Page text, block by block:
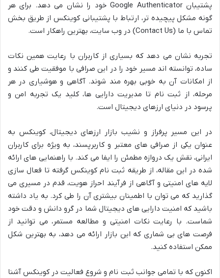
پشتیبان Google Authenticator خود را نشان می دهد. برای هر
گونه مشکل پیچیده تر، ارتباط با پشتیبانی کوینکس از طریق بخش
تماس با ما (Contact Us) در وب سایت، بهترین راهکار است.
تجربه نشان می دهد که بسیاری از کاربران با رعایت همین نکات
ساده، توانسته اند مسیر خود را در این صرافی با موفقیت طی کنند و
از امکانات آن به خوبی بهره مند شوند. آگاهی و هوشیاری در هر
مرحله، از ثبت نام تا مدیریت دارایی ها، کلید یک تجربه امن و
پرسود در دنیای ارزهای دیجیتال است.
در این مسیر پرفراز و نشیب بازار ارزهای دیجیتال، کوینکس به
عنوان یکی از صرافی های معتبر و کاربرپسند، به ویژه برای کاربران
ایرانی، نقش یک دروازه مطمئن را ایفا می کند. با راهنمایی های ارائه
شده در این مقاله، از طریقه ثبت نام کوینکس گرفته تا فعال سازی
لایه های امنیتی و آگاهی از فرآیند احراز هویت، قدم در مسیری می
گذارید که می توان با اطمینان بیشتری آن را طی کرد. به یاد داشته
باشید که امنیت دارایی های دیجیتال شما در گرو دانش و دقت خود
شماست. با رعایت نکات امنیتی و مطالعه مستمر، می توانید از
فرصت های بی شماری که این بازار ارائه می دهد، به بهترین شکل
ممکن استفاده کنید.
اکنون که با تمامی جوانب ثبت نام و شروع فعالیت در کوینکس آشنا